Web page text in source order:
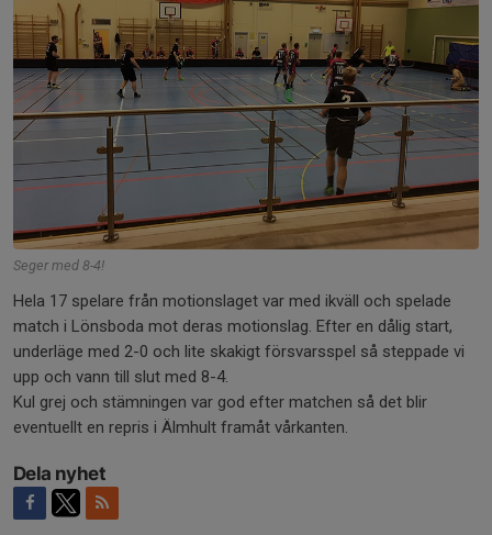
Seger med 8-4!
Hela 17 spelare från motionslaget var med ikväll och spelade
match i Lönsboda mot deras motionslag. Efter en dålig start,
underläge med 2-0 och lite skakigt försvarsspel så steppade vi
upp och vann till slut med 8-4.
Kul grej och stämningen var god efter matchen så det blir
eventuellt en repris i Älmhult framåt vårkanten.
Dela nyhet